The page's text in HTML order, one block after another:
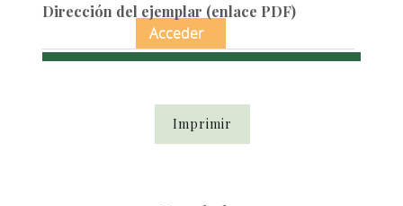
Dirección del ejemplar (enlace PDF)
Acceder
Imprimir